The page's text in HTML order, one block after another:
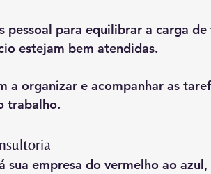
pessoal para equilibrar a carga
estejam bem atendidas.
a organizar e acompanhar as
trabalho.
sua empresa do vermelho ao azul,